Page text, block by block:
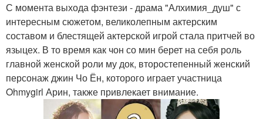
С момента выхода фэнтези - драма "Алхимия_душ" с
интересным сюжетом, великолепным актерским
составом и блестящей актерской игрой стала притчей во
языцех. В то время как чон со мин берет на себя роль
главной женской роли му док, второстепенный женский
персонаж джин Чо Ён, которого играет участница
Ohmygirl Арин, также привлекает внимание.